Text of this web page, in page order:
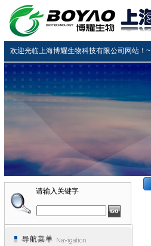
欢迎光临上海博耀生物科技有限公司网站！~
请输入关键字